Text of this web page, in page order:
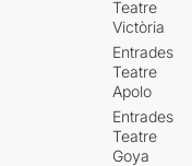
Teatre
Victòria
Entrades
Teatre
Apolo
Entrades
Teatre
Goya